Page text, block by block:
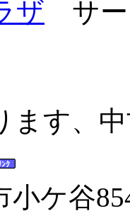
ザ サー
ます、
小ケ谷